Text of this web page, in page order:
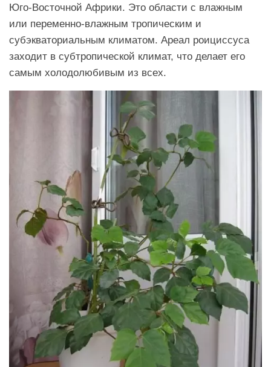
Юго-Восточной Африки. Это области с влажным
или переменно-влажным тропическим и
субэкваториальным климатом. Ареал роициссуса
заходит в субтропической климат, что делает его
самым холодолюбивым из всех.